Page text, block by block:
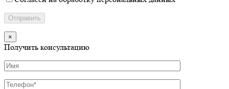
×
Получить консультацию